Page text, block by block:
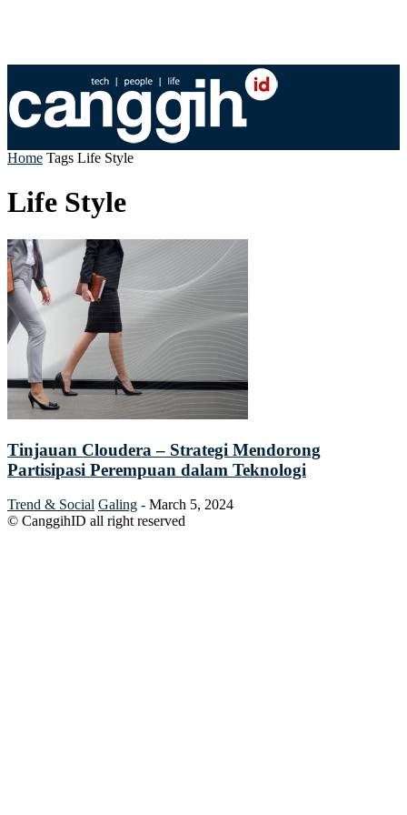
Home Tags Life Style
Life Style
Tinjauan Cloudera – Strategi Mendorong
Partisipasi Perempuan dalam Teknologi
Trend & Social Galing - March 5, 2024
© CanggihID all right reserved